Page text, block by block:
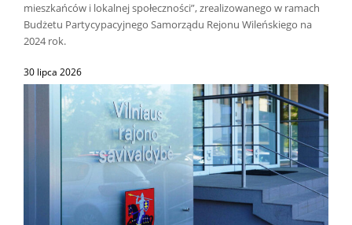
mieszkańców i lokalnej społeczności”, zrealizowanego w ramach
Budżetu Partycypacyjnego Samorządu Rejonu Wileńskiego na
2024 rok.
30 lipca 2026